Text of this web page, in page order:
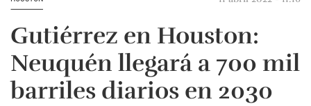
Gutiérrez en Houston:
Neuquén llegará a 700 mil
barriles diarios en 2030